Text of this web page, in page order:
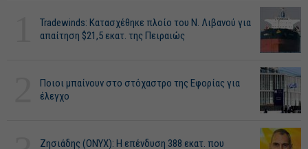
Tradewinds: Κατασχέθηκε πλοίο του Ν. Λιβανού για
απαίτηση $21,5 εκατ. της Πειραιώς
Ποιοι μπαίνουν στο στόχαστρο της Εφορίας για
έλεγχο
Ζησιάδης (ONYX): Η επένδυση 388 εκατ. που